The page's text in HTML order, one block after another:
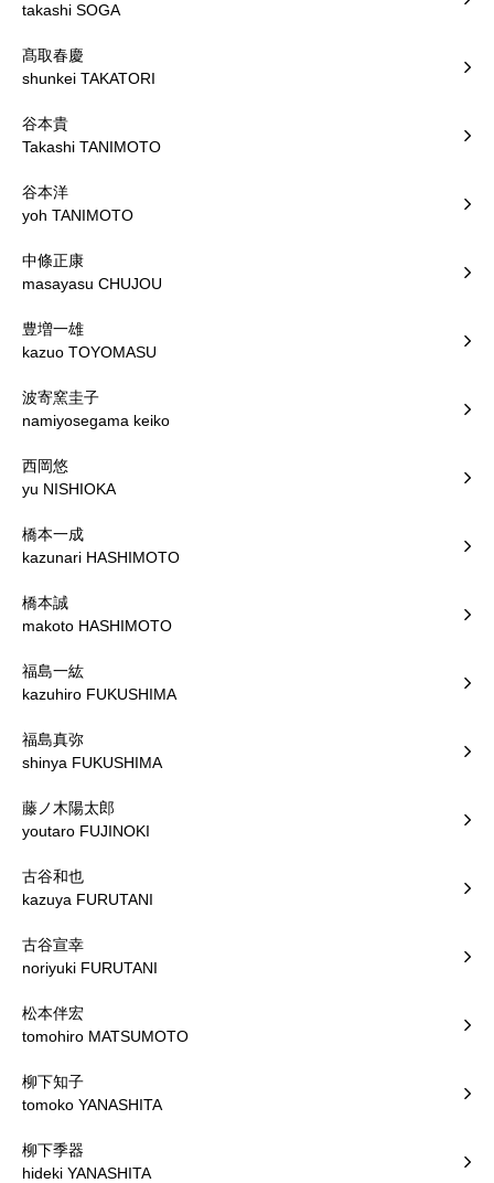
takashi SOGA
髙取春慶
shunkei TAKATORI
谷本貴
Takashi TANIMOTO
谷本洋
yoh TANIMOTO
中條正康
masayasu CHUJOU
豊増一雄
kazuo TOYOMASU
波寄窯圭子
namiyosegama keiko
西岡悠
yu NISHIOKA
橋本一成
kazunari HASHIMOTO
橋本誠
makoto HASHIMOTO
福島一紘
kazuhiro FUKUSHIMA
福島真弥
shinya FUKUSHIMA
藤ノ木陽太郎
youtaro FUJINOKI
古谷和也
kazuya FURUTANI
古谷宣幸
noriyuki FURUTANI
松本伴宏
tomohiro MATSUMOTO
柳下知子
tomoko YANASHITA
柳下季器
hideki YANASHITA